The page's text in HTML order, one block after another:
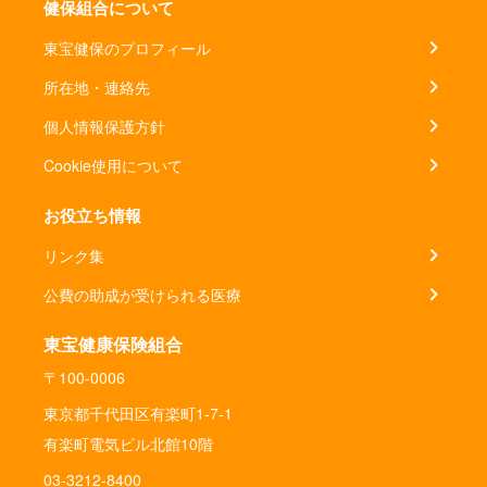
健保組合について
東宝健保のプロフィール
所在地・連絡先
個人情報保護方針
Cookie使用について
お役立ち情報
リンク集
公費の助成が受けられる医療
東宝健康保険組合
〒100-0006
東京都千代田区有楽町1-7-1
有楽町電気ビル北館10階
03-3212-8400